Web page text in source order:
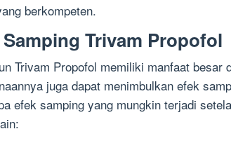
berkompeten.
Samping Trivam Propofol
Trivam Propofol memiliki manfaat besar
juga dapat menimbulkan efek
efek samping yang mungkin terjadi